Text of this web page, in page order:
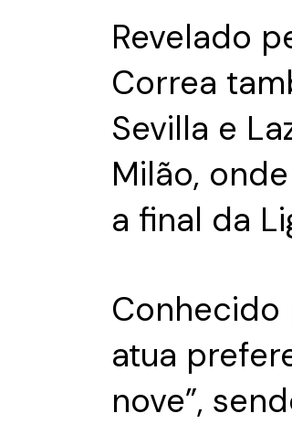
Revelado
Correa
Sevilla e
Milão,
a final da
Conhecido
atua
nove”,